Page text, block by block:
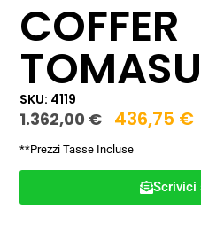
COFFER
SKU: 4119
1.362,00€ 436,75 €
**Prezzi Tasse Incluse
Scrivici